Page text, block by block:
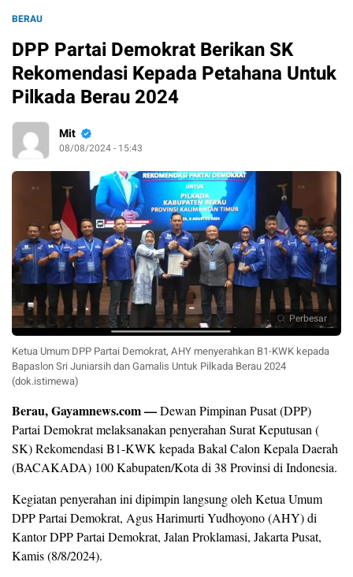
BERAU
DPP Partai Demokrat Berikan SK
Rekomendasi Kepada Petahana Untuk
Pilkada Berau 2024
Mit
08/08/2024 - 15:43
Perbesar
Ketua Umum DPP Partai Demokrat, AHY menyerahkan B1-KWK kepada
Bapaslon Sri Juniarsih dan Gamalis Untuk Pilkada Berau 2024
(dok.istimewa)
Berau, Gayamnews.com —Dewan Pimpinan Pusat (DPP)
Partai Demokrat melaksanakan penyerahan Surat Keputusan (
SK) Rekomendasi B1-KWK kepada Bakal Calon Kepala Daerah
(BACAKADA) 100 Kabupaten/Kota di 38 Provinsi di Indonesia.
Kegiatan penyerahan ini dipimpin langsung oleh Ketua Umum
DPP Partai Demokrat, Agus Harimurti Yudhoyono (AHY) di
Kantor DPP Partai Demokrat, Jalan Proklamasi, Jakarta Pusat,
Kamis (8/8/2024).